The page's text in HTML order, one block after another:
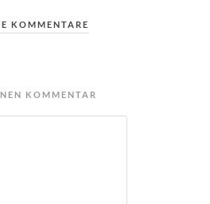
KOMMENTARE
KOMMENTAR